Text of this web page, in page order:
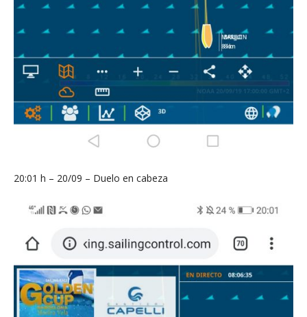
20:01 h – 20/09 – Duelo en cabeza